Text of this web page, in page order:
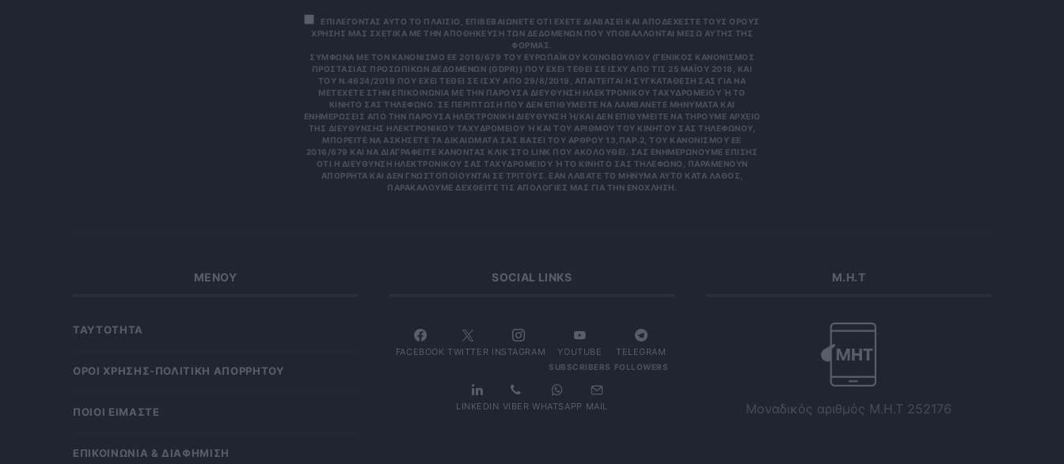
ΕΠΙΛΕΓΟΝΤΑΣ ΑΥΤΟ ΤΟ ΠΛΑΙΣΙΟ, ΕΠΙΒΕΒΑΙΩΝΕΤΕ ΟΤΙ ΕΧΕΤΕ ΔΙΑΒΑΣΕΙ ΚΑΙ ΑΠΟΔΕΧΕΣΤΕ ΤΟΥΣ ΟΡΟΥΣ
ΧΡΗΣΗΣ ΜΑΣ ΣΧΕΤΙΚΑ ΜΕ ΤΗΝ ΑΠΟΘΗΚΕΥΣΗ ΤΩΝ ΔΕΔΟΜΕΝΩΝ ΠΟΥ ΥΠΟΒΑΛΛΟΝΤΑΙ ΜΕΣΩ ΑΥΤΗΣ ΤΗΣ
ΦΟΡΜΑΣ.
ΣΎΜΦΩΝΑ ΜΕ ΤΟΝ ΚΑΝΟΝΙΣΜΌ ΕΕ 2016/679 ΤΟΥ ΕΥΡΩΠΑΪΚΟΎ ΚΟΙΝΟΒΟΥΛΊΟΥ {ΓΕΝΙΚΌΣ ΚΑΝΟΝΙΣΜΌΣ
ΠΡΟΣΤΑΣΊΑΣ ΠΡΟΣΩΠΙΚΏΝ ΔΕΔΟΜΈΝΩΝ (GDPR)} ΠΟΥ ΈΧΕΙ ΤΕΘΕΊ ΣΕ ΙΣΧΎ ΑΠΌ ΤΙΣ 25 ΜΑΪ́ΟΥ 2018, ΚΑΙ
ΤΟΥ Ν.4624/2019 ΠΟΥ ΈΧΕΙ ΤΕΘΕΊ ΣΕ ΙΣΧΎ ΑΠΌ 29/8/2019, ΑΠΑΙΤΕΊΤΑΙ Η ΣΥΓΚΑΤΆΘΕΣΉ ΣΑΣ ΓΙΑ ΝΑ
ΜΕΤΈΧΕΤΕ ΣΤΗΝ ΕΠΙΚΟΙΝΩΝΊΑ ΜΕ ΤΗΝ ΠΑΡΟΎΣΑ ΔΙΕΎΘΥΝΣΗ ΗΛΕΚΤΡΟΝΙΚΟΎ ΤΑΧΥΔΡΟΜΕΊΟΥ Ή ΤΟ Κ
ΙΝΗΤΌ ΣΑΣ ΤΗΛΈΦΩΝΟ. ΣΕ ΠΕΡΊΠΤΩΣΗ ΠΟΥ ΔΕΝ ΕΠΙΘΥΜΕΊΤΕ ΝΑ ΛΑΜΒΆΝΕΤΕ ΜΗΝΎΜΑΤΑ ΚΑΙ Ε
ΝΗΜΕΡΏΣΕΙΣ ΑΠΌ ΤΗΝ ΠΑΡΟΎΣΑ ΗΛΕΚΤΡΟΝΙΚΉ ΔΙΕΎΘΥΝΣΗ Ή/ΚΑΙ ΔΕΝ ΕΠΙΘΥΜΕΊΤΕ ΝΑ ΤΗΡΟΎΜΕ ΑΡΧΕΊΟ ΤΗ
Σ ΔΙΕΎΘΥΝΣΗΣ ΗΛΕΚΤΡΟΝΙΚΟΎ ΤΑΧΥΔΡΟΜΕΊΟΥ Ή ΚΑΙ ΤΟΥ ΑΡΙΘΜΟΎ ΤΟΥ ΚΙΝΗΤΟΎ ΣΑΣ ΤΗΛΕΦΏΝΟΥ, ΜΠΟ
ΡΕΊΤΕ ΝΑ ΑΣΚΉΣΕΤΕ ΤΑ ΔΙΚΑΙΏΜΑΤΆ ΣΑΣ ΒΆΣΕΙ ΤΟΥ ΆΡΘΡΟΥ 13,ΠΑΡ.2, ΤΟΥ ΚΑΝΟΝΙΣΜΟΎ ΕΕ 201
6/679 ΚΑΙ ΝΑ ΔΙΑΓΡΑΦΕΊΤΕ ΚΆΝΟΝΤΑΣ ΚΛΙΚ ΣΤΟ LINK ΠΟΥ ΑΚΟΛΟΥΘΕΊ. ΣΑΣ ΕΝΗΜΕΡΏΝΟΥΜΕ ΕΠΊΣΗΣ ΌΤΙ
Η ΔΙΕΎΘΥΝΣΗ ΗΛΕΚΤΡΟΝΙΚΟΎ ΣΑΣ ΤΑΧΥΔΡΟΜΕΊΟΥ Ή ΤΟ ΚΙΝΗΤΌ ΣΑΣ ΤΗΛΈΦΩΝΟ, ΠΑΡΑΜΈΝΟΥΝ ΑΠΌΡ
ΡΗΤΑ ΚΑΙ ΔΕΝ ΓΝΩΣΤΟΠΟΙΟΎΝΤΑΙ ΣΕ ΤΡΊΤΟΥΣ. ΕΆΝ ΛΆΒΑΤΕ ΤΟ ΜΉΝΥΜΑ ΑΥΤΌ ΚΑΤΆ ΛΆΘΟΣ, ΠΑΡΑ
ΚΑΛΟΎΜΕ ΔΕΧΘΕΊΤΕ ΤΙΣ ΑΠΟΛΟΓΊΕΣ ΜΑΣ ΓΙΑ ΤΗΝ ΕΝΌΧΛΗΣΗ.
ΜΕΝΟΥ
ΤΑΥΤΟΤΗΤΑ
OΡΟΙ ΧΡΗΣΗΣ-ΠΟΛΙΤΙΚΗ ΑΠΟΡΡΗΤΟΥ
ΠΟΙΟΙ ΕΙΜΑΣΤΕ
ΕΠΙΚΟΙΝΩΝΙΑ & ΔΙΑΦΗΜΙΣΗ
SOCIAL LINKS
FACEBOOK TWITTER INSTAGRAM YOUTUBE
SUBSCRIBERS
TELEGRAM
FOLLOWERS
LINKEDIN VIBER WHATSAPP MAIL
Μ.Η.Τ
Μοναδικός αριθμός Μ.Η.Τ 252176